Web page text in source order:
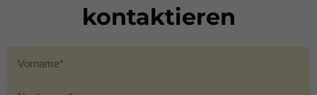
kontaktieren